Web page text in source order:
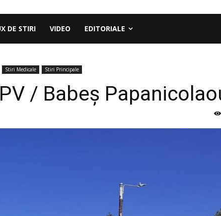
DE STIRI VIDEO EDITORIALE
Stiri Medicale Stiri Principale
/ Babeș